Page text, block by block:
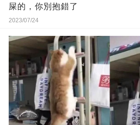
屎的，你別抱錯了
2023/07/24